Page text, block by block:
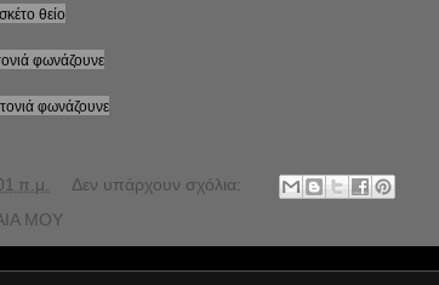
θείο
φωνάζουνε
φωνάζουνε
π.μ.
Δεν υπάρχουν σχόλια:
ΜΟΥ